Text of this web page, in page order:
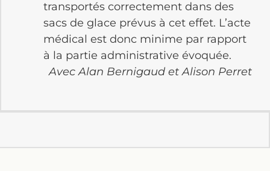
transportés correctement dans des
sacs de glace prévus à cet effet. L’acte
médical est donc minime par rapport
à la partie administrative évoquée.
Avec Alan Bernigaud et Alison Perret